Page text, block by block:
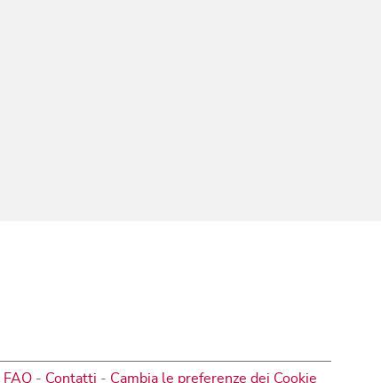
FAQ - Contatti - Cambia le preferenze dei Cookie